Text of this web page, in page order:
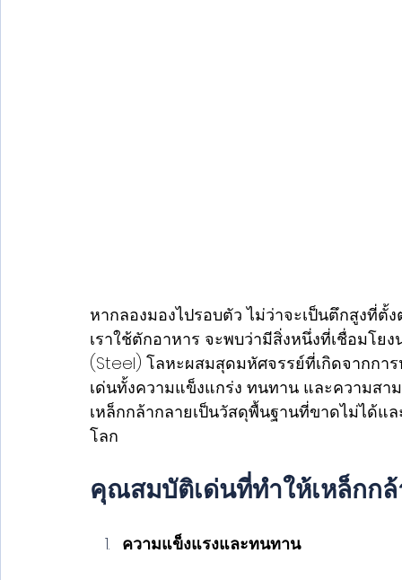
หากลองมองไปรอบตัว ไม่ว่าจะเป็นตึกสูงที่
เราใช้ตักอาหาร จะพบว่ามีสิ่งหนึ่งที่เชื่อมโย
(Steel) โลหะผสมสุดมหัศจรรย์ที่เกิดจากก
เด่นทั้งความแข็งแกร่ง ทนทาน และความสา
เหล็กกล้ากลายเป็นวัสดุพื้นฐานที่ขาดไม่ได้แ
โลก
คุณสมบัติเด่นที่ทำให้เหล็กก
ความแข็งแรงและทนทาน